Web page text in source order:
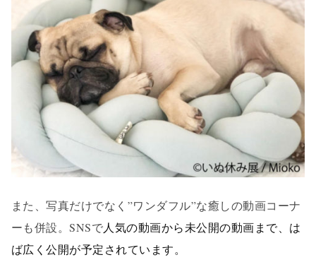
また、写真だけでなく”ワンダフル”な癒しの動画コーナ
ーも併設。SNSで人気の動画から未公開の動画まで、は
ば広く公開が予定されています。